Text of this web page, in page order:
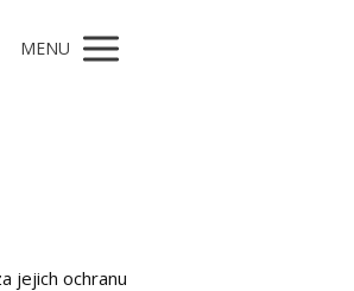
MENU
jejich ochranu